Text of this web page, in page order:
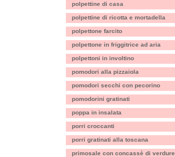
polpettine di casa
polpettine di ricotta e mortadella
polpettone farcito
polpettone in friggitrice ad aria
polpettoni in involtino
pomodori alla pizzaiola
pomodori secchi con pecorino
pomodorini gratinati
poppa in insalata
porri croccanti
porri gratinati alla toscana
primosale con concassè di verdure